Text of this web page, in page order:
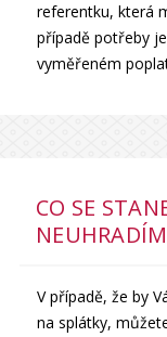
referentku, která
případě potřeby
vyměřeném
CO SE
V případě, že by
na splátky,